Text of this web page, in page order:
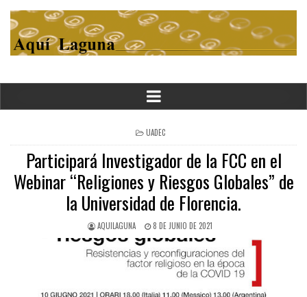
POSTED
IN
UADEC
Participará Investigador de la FCC en el
Webinar “Religiones y Riesgos Globales” de
la Universidad de Florencia.
AQUILAGUNA 8 DE JUNIO DE 2021